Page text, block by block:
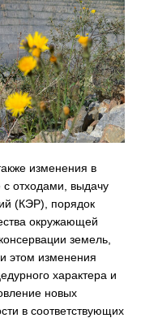
изменения в
отходами, выдачу
(КЭР), порядок
окружающей
земель,
этом изменения
характера и
новых
в соответствующих